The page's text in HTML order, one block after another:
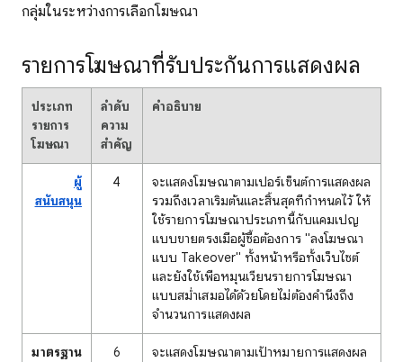
กลุ่มในระหว่างการเลือกโฆษณา
รายการโฆษณาที่รับประกันการแสดงผล
ประเภท
รายการ
โฆษณา
ลำดับ
ความ
สำคัญ
คำอธิบาย
ผู้
สนับสนุน
4
จะแสดงโฆษณาตามเปอร์เซ็นต์การแสดงผล
รวมถึงเวลาเริ่มต้นและสิ้นสุดที่กำหนดไว้ ให้
ใช้รายการโฆษณาประเภทนี้กับแคมเปญ
แบบขายตรงเมื่อผู้ซื้อต้องการ "ลงโฆษณา
แบบ Takeover" ทั้งหน้าหรือทั้งเว็บไซต์
และยังใช้เพื่อหมุนเวียนรายการโฆษณา
แบบสม่ำเสมอได้ด้วยโดยไม่ต้องคำนึงถึง
จำนวนการแสดงผล
มาตรฐาน 6
จะแสดงโฆษณาตามเป้าหมายการแสดงผล